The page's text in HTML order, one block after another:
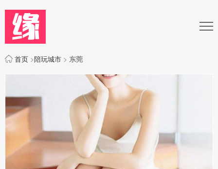
首页 >陪玩城市 > 东莞